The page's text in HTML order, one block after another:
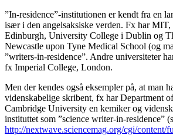
”In-residence”-institutionen er kendt fra en
især i den angelsaksiske verden. Fx har
Edinburgh, University College i Dublin og
Newcastle upon Tyne Medical School (og
”writers-in-residence”. Andre universiteter
fx Imperial College, London.
Men der kendes også eksempler på, at man
videnskabelige skribent, fx har Department
Cambridge University en kemiker og
instituttet som ”science writer-in-residence”
http://nextwave.sciencemag.org/cgi/content/